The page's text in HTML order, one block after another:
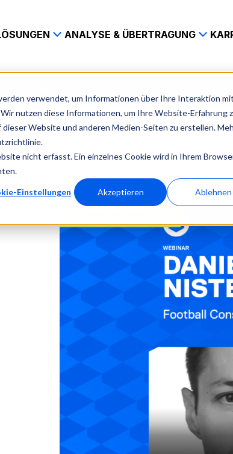
verwendet, um Informationen über Ihre Interaktion mit
nutzen diese Informationen, um Ihre Website-Erfahrung
Website und anderen Medien-Seiten zu erstellen.
nicht erfasst. Ein einzelnes Cookie wird in Ihrem
Einstellungen Akzeptieren Ablehnen
ANALYSE & ÜBERTRAGUNG